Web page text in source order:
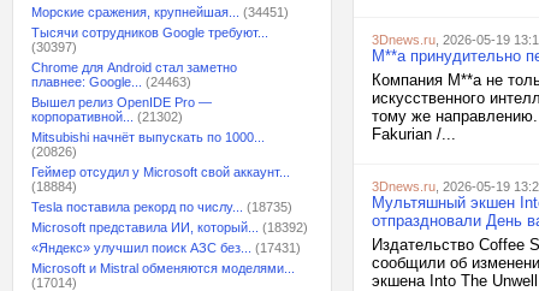
Морские сражения, крупнейшая...
(34451)
Тысячи сотрудников Google требуют...
(30397)
Chrome для Android стал заметно
плавнее: Google...
(24463)
Вышел релиз OpenIDE Pro —
корпоративной...
(21302)
Mitsubishi начнёт выпускать по 1000...
(20826)
Геймер отсудил у Microsoft свой аккаунт...
(18884)
Tesla поставила рекорд по числу...
(18735)
Microsoft представила ИИ, который...
(18392)
«Яндекс» улучшил поиск АЗС без...
(17431)
Microsoft и Mistral обменяются моделями...
(17014)
3Dnews.ru , 2026-05-19
M**a принудительно
Компания M**a не
искусственного
тому же
Fakurian /...
3Dnews.ru , 2026-05-19
Мультяшный экшен
отпраздновали День
Издательство Coffee
сообщили об
экшена Into The